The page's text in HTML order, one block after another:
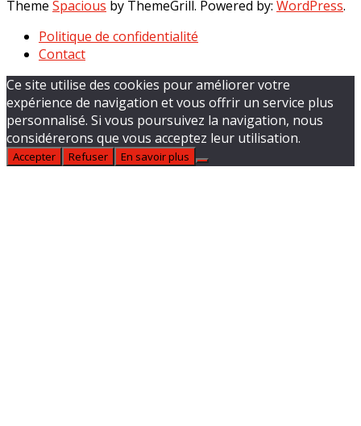
Theme Spacious by ThemeGrill. Powered by: WordPress.
Politique de confidentialité
Contact
Ce site utilise des cookies pour améliorer votre
expérience de navigation et vous offrir un service plus
personnalisé. Si vous poursuivez la navigation, nous
considérerons que vous acceptez leur utilisation.
Accepter Refuser En savoir plus